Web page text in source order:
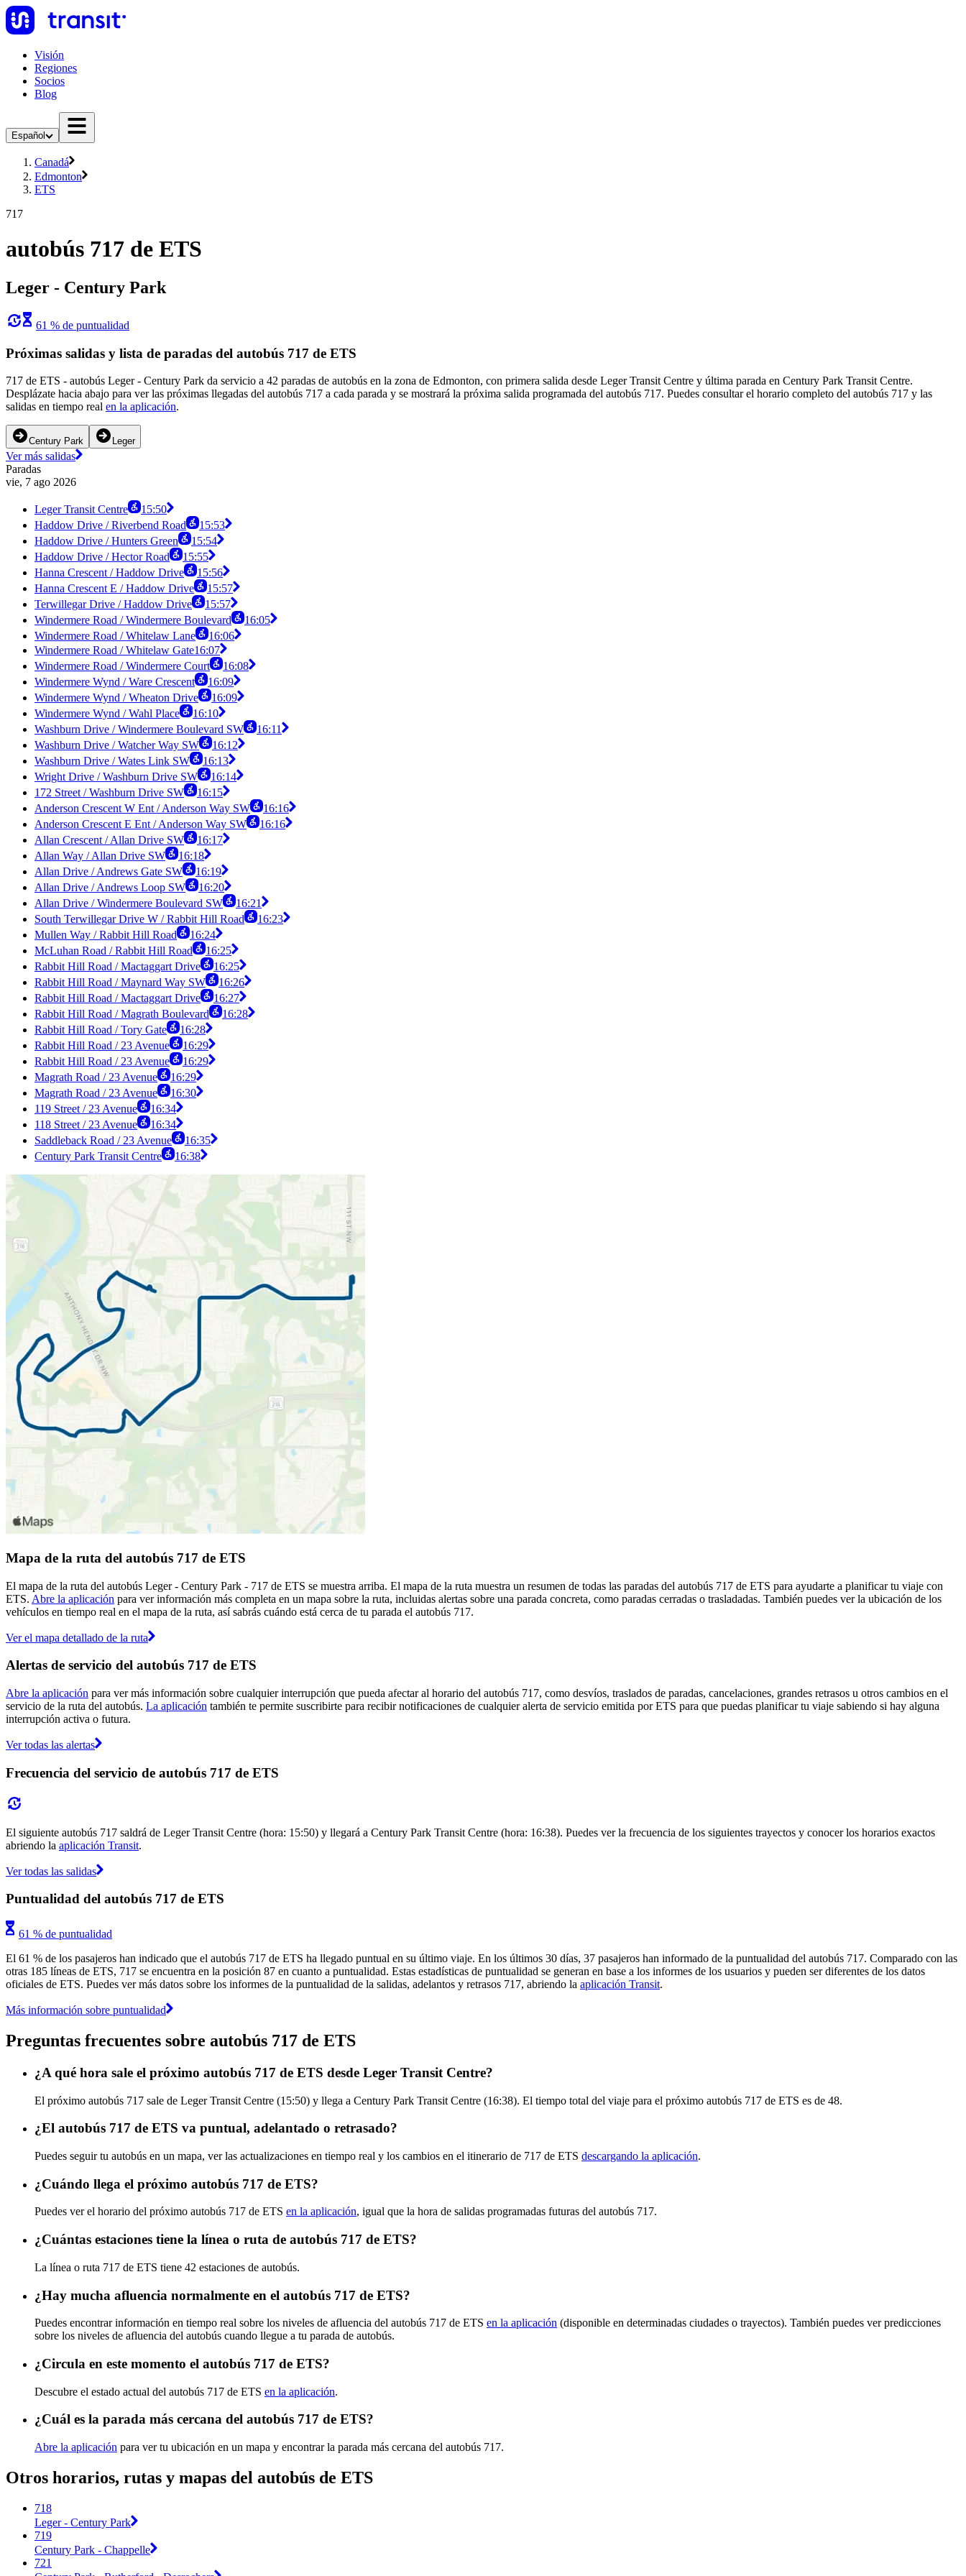
Visión
Regiones
Socios
Blog
Español
Canadá
Edmonton
ETS
717
autobús 717 de ETS
Leger - Century Park
61 % de puntualidad
Próximas salidas y lista de paradas del autobús 717 de ETS
717 de ETS - autobús Leger - Century Park da servicio a 42 paradas de autobús en la zona de Edmonton, con primera salida desde Leger Transit Centre y última parada en Century Park Transit Centre.
Desplázate hacia abajo para ver las próximas llegadas del autobús 717 a cada parada y se mostrará la próxima salida programada del autobús 717. Puedes consultar el horario completo del autobús 717 y las
salidas en tiempo real en la aplicación.
Century Park Leger
Ver más salidas
Paradas
vie, 7 ago 2026
Leger Transit Centre
15:50
Haddow Drive / Riverbend Road
15:53
Haddow Drive / Hunters Green
15:54
Haddow Drive / Hector Road
15:55
Hanna Crescent / Haddow Drive
15:56
Hanna Crescent E / Haddow Drive
15:57
Terwillegar Drive / Haddow Drive
15:57
Windermere Road / Windermere Boulevard
16:05
Windermere Road / Whitelaw Lane
16:06
Windermere Road / Whitelaw Gate16:07
Windermere Road / Windermere Court
16:08
Windermere Wynd / Ware Crescent
16:09
Windermere Wynd / Wheaton Drive
16:09
Windermere Wynd / Wahl Place
16:10
Washburn Drive / Windermere Boulevard SW
16:11
Washburn Drive / Watcher Way SW
16:12
Washburn Drive / Wates Link SW
16:13
Wright Drive / Washburn Drive SW
16:14
172 Street / Washburn Drive SW
16:15
Anderson Crescent W Ent / Anderson Way SW
16:16
Anderson Crescent E Ent / Anderson Way SW
16:16
Allan Crescent / Allan Drive SW
16:17
Allan Way / Allan Drive SW
16:18
Allan Drive / Andrews Gate SW
16:19
Allan Drive / Andrews Loop SW
16:20
Allan Drive / Windermere Boulevard SW
16:21
South Terwillegar Drive W / Rabbit Hill Road
16:23
Mullen Way / Rabbit Hill Road
16:24
McLuhan Road / Rabbit Hill Road
16:25
Rabbit Hill Road / Mactaggart Drive
16:25
Rabbit Hill Road / Maynard Way SW
16:26
Rabbit Hill Road / Mactaggart Drive
16:27
Rabbit Hill Road / Magrath Boulevard
16:28
Rabbit Hill Road / Tory Gate
16:28
Rabbit Hill Road / 23 Avenue
16:29
Rabbit Hill Road / 23 Avenue
16:29
Magrath Road / 23 Avenue
16:29
Magrath Road / 23 Avenue
16:30
119 Street / 23 Avenue
16:34
118 Street / 23 Avenue
16:34
Saddleback Road / 23 Avenue
16:35
Century Park Transit Centre
16:38
Mapa de la ruta del autobús 717 de ETS
El mapa de la ruta del autobús Leger - Century Park - 717 de ETS se muestra arriba. El mapa de la ruta muestra un resumen de todas las paradas del autobús 717 de ETS para ayudarte a planificar tu viaje con
ETS. Abre la aplicación para ver información más completa en un mapa sobre la ruta, incluidas alertas sobre una parada concreta, como paradas cerradas o trasladadas. También puedes ver la ubicación de los
vehículos en tiempo real en el mapa de la ruta, así sabrás cuándo está cerca de tu parada el autobús 717.
Ver el mapa detallado de la ruta
Alertas de servicio del autobús 717 de ETS
Abre la aplicación para ver más información sobre cualquier interrupción que pueda afectar al horario del autobús 717, como desvíos, traslados de paradas, cancelaciones, grandes retrasos u otros cambios en el
servicio de la ruta del autobús. La aplicación también te permite suscribirte para recibir notificaciones de cualquier alerta de servicio emitida por ETS para que puedas planificar tu viaje sabiendo si hay alguna
interrupción activa o futura.
Ver todas las alertas
Frecuencia del servicio de autobús 717 de ETS
El siguiente autobús 717 saldrá de Leger Transit Centre (hora: 15:50) y llegará a Century Park Transit Centre (hora: 16:38). Puedes ver la frecuencia de los siguientes trayectos y conocer los horarios exactos
abriendo la aplicación Transit.
Ver todas las salidas
Puntualidad del autobús 717 de ETS
61 % de puntualidad
El 61 % de los pasajeros han indicado que el autobús 717 de ETS ha llegado puntual en su último viaje. En los últimos 30 días, 37 pasajeros han informado de la puntualidad del autobús 717. Comparado con las
otras 185 líneas de ETS, 717 se encuentra en la posición 87 en cuanto a puntualidad. Estas estadísticas de puntualidad se generan en base a los informes de los usuarios y pueden ser diferentes de los datos
oficiales de ETS. Puedes ver más datos sobre los informes de la puntualidad de la salidas, adelantos y retrasos 717, abriendo la aplicación Transit.
Más información sobre puntualidad
Preguntas frecuentes sobre autobús 717 de ETS
¿A qué hora sale el próximo autobús 717 de ETS desde Leger Transit Centre?
El próximo autobús 717 sale de Leger Transit Centre (15:50) y llega a Century Park Transit Centre (16:38). El tiempo total del viaje para el próximo autobús 717 de ETS es de 48.
¿El autobús 717 de ETS va puntual, adelantado o retrasado?
Puedes seguir tu autobús en un mapa, ver las actualizaciones en tiempo real y los cambios en el itinerario de 717 de ETS descargando la aplicación.
¿Cuándo llega el próximo autobús 717 de ETS?
Puedes ver el horario del próximo autobús 717 de ETS en la aplicación, igual que la hora de salidas programadas futuras del autobús 717.
¿Cuántas estaciones tiene la línea o ruta de autobús 717 de ETS?
La línea o ruta 717 de ETS tiene 42 estaciones de autobús.
¿Hay mucha afluencia normalmente en el autobús 717 de ETS?
Puedes encontrar información en tiempo real sobre los niveles de afluencia del autobús 717 de ETS en la aplicación (disponible en determinadas ciudades o trayectos). También puedes ver predicciones
sobre los niveles de afluencia del autobús cuando llegue a tu parada de autobús.
¿Circula en este momento el autobús 717 de ETS?
Descubre el estado actual del autobús 717 de ETS en la aplicación.
¿Cuál es la parada más cercana del autobús 717 de ETS?
Abre la aplicación para ver tu ubicación en un mapa y encontrar la parada más cercana del autobús 717.
Otros horarios, rutas y mapas del autobús de ETS
718
Leger - Century Park
719
Century Park - Chappelle
721